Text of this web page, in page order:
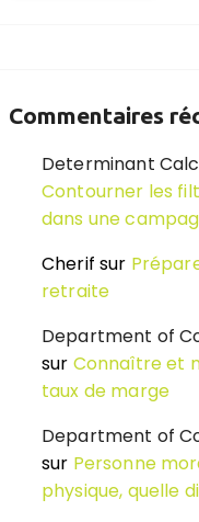
Commentaires
Determinant
Contourner les
dans une
Cherif sur
retraite
Department of
sur Connaître et
taux de marge
Department of
sur Personne
physique, quelle